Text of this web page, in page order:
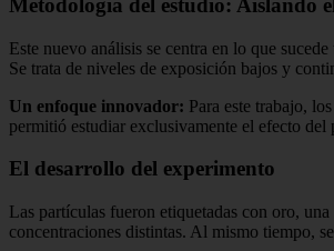
Metodología del estudio: Aislando
Este nuevo análisis se centra en lo que
Se trata de niveles de exposición bajos y
Un enfoque innovador: Para este trabajo,
permitió estudiar exclusivamente el efecto
El desarrollo del experimento
Las partículas fueron etiquetadas con oro,
concentraciones distintas. Al mismo tiempo,